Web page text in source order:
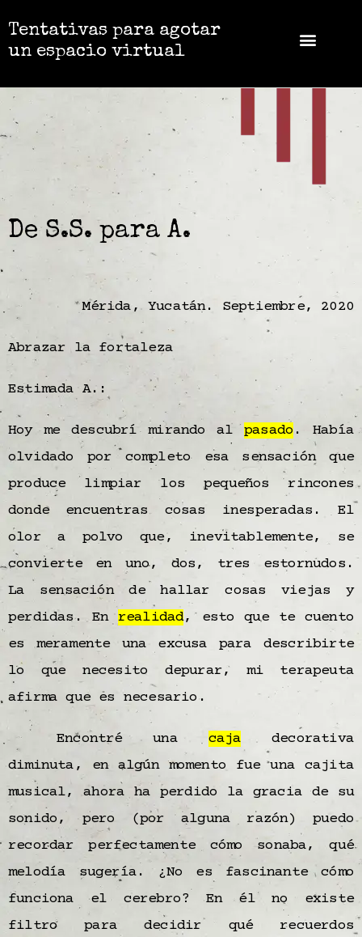
Tentativas para agotar
un espacio virtual
De S.S. para A.
Mérida, Yucatán. Septiembre, 2020
Abrazar la fortaleza
Estimada A.:
Hoy me descubrí mirando alpasado . Había
olvidado por completo esa sensación que
produce limpiar los pequeños rincones
donde encuentras cosas inesperadas. El
olor a polvo que, inevitablemente, se
convierte en uno, dos, tres estornudos.
La sensación de hallar cosas viejas y
perdidas. Enrealidad, esto que te cuento
es meramente una excusa para describirte
lo que necesito depurar, mi terapeuta
afirma que es necesario.
Encontré una caja decorativa
diminuta, en algún momento fue una cajita
musical, ahora ha perdido la gracia de su
sonido, pero (por alguna razón) puedo
recordar perfectamente cómo sonaba, qué
melodía sugería. ¿No es fascinante cómo
funciona el cerebro? En él no existe
filtro para decidir qué recuerdos